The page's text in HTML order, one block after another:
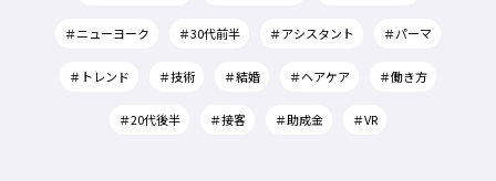
＃ニューヨーク ＃30代前半 ＃アシスタント ＃パーマ
＃トレンド ＃技術 ＃結婚 ＃ヘアケア ＃働き方
＃20代後半 ＃接客 ＃助成金 ＃VR